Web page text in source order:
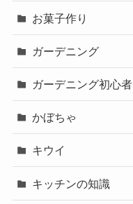
お菓子作り
ガーデニング
ガーデニング初心者
かぼちゃ
キウイ
キッチンの知識